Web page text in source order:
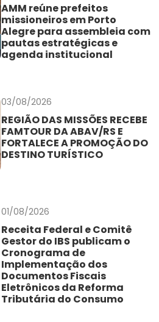
AMM reúne prefeitos
missioneiros em Porto
Alegre para assembleia com
pautas estratégicas e
agenda institucional
03/08/2026
REGIÃO DAS MISSÕES RECEBE
FAMTOUR DA ABAV/RS E
FORTALECE A PROMOÇÃO DO
DESTINO TURÍSTICO
01/08/2026
Receita Federal e Comitê
Gestor do IBS publicam o
Cronograma de
Implementação dos
Documentos Fiscais
Eletrônicos da Reforma
Tributária do Consumo